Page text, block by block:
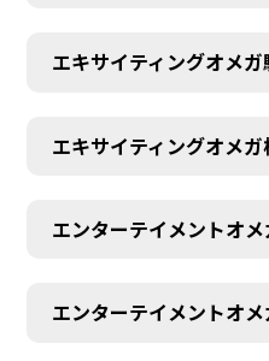
エキサイティングオメ
エキサイティングオメガ
エンターテイメントオ
エンターテイメントオ